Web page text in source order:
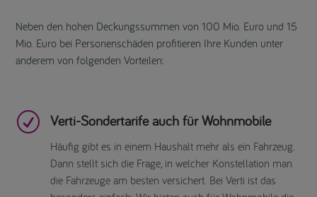
Neben den hohen Deckungssummen von 100 Mio. Euro und 15
Mio. Euro bei Personenschäden profitieren Ihre Kunden unter
anderem von folgenden Vorteilen:
R Verti-Sondertarife auch für Wohnmobile
Häufig gibt es in einem Haushalt mehr als ein Fahrzeug.
Dann stellt sich die Frage, in welcher Konstellation man
die Fahrzeuge am besten versichert. Bei Verti ist das